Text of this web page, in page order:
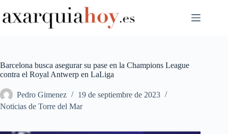
al
contenido
Barcelona busca asegurar su pase en la Champions League
contra el Royal Antwerp en LaLiga
Pedro Gimenez
19 de septiembre de 2023
Noticias de Torre del Mar